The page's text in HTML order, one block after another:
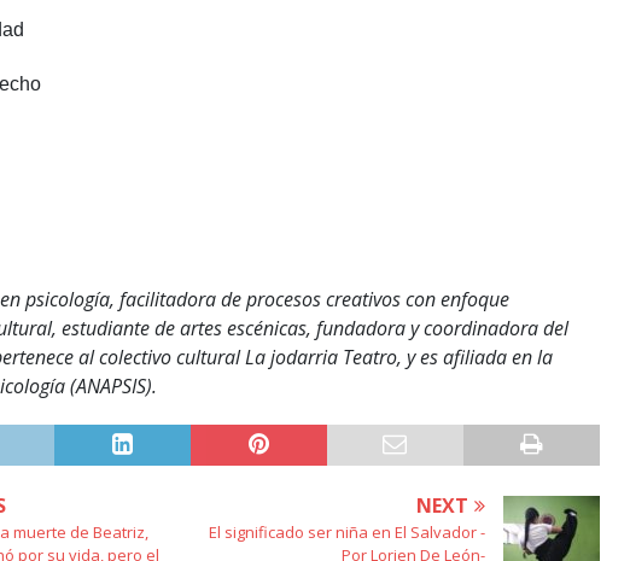
psicología, facilitadora de procesos creativos con enfoque
estudiante de artes escénicas, fundadora y coordinadora del
al colectivo cultural La jodarria Teatro, y es afiliada en la
(ANAPSIS).
muerte de Beatriz,
por su vida, pero el
NEXT
El significado ser niña en El Salvador -
Por Lorien De León-